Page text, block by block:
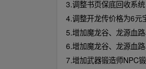
3.调整书页保底回收系
4.调整开龙传价格为6元
5.增加魔龙谷、龙源血
6.增加魔龙谷、龙源血
7.增加武器锻造师NPC